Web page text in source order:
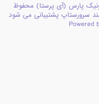
پارس (آی پرستا) محفوظ
سرورستاپ پشتیبانی می شود
Powered